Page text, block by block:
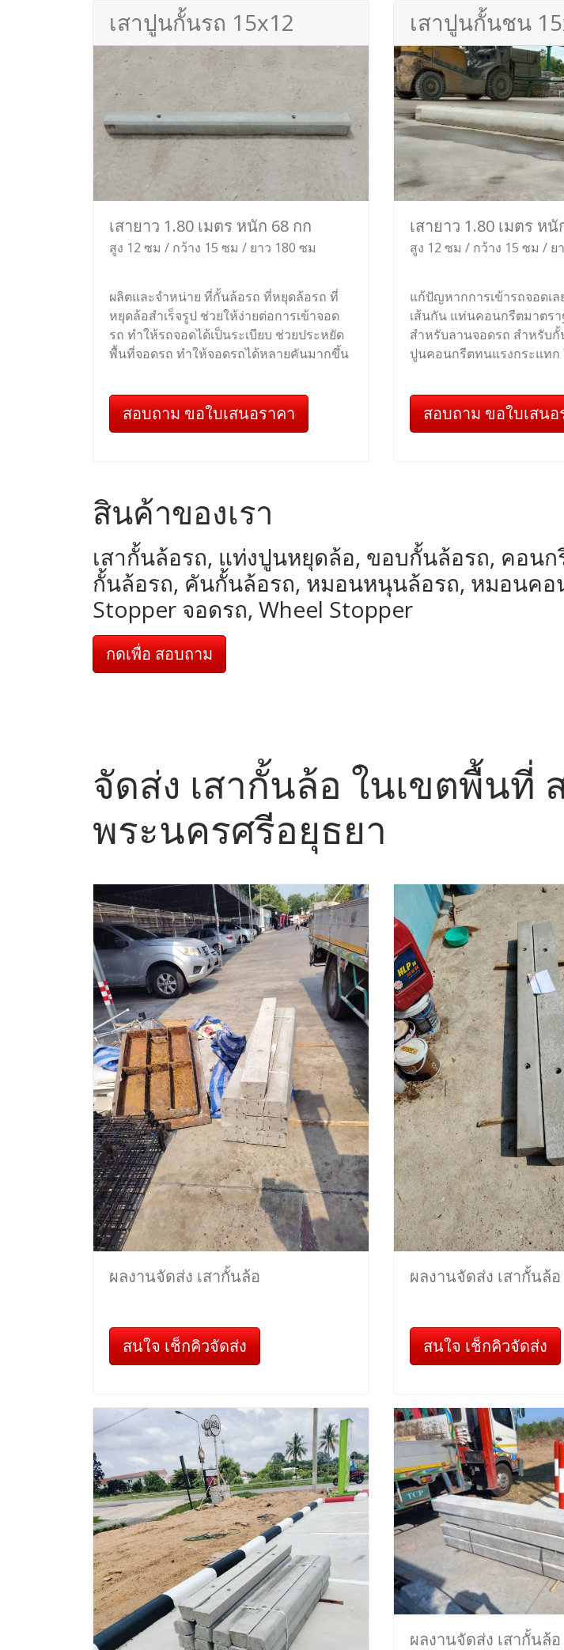
เสาปูนกั้นรถ 15x12
เสายาว 1.80 เมตร หนัก 68 กก
สูง 12 ซม / กว้าง 15 ซม / ยาว 180 ซม
ผลิตและจำหน่าย ที่กั้นล้อรถ ที่หยุดล้อรถ ที่
หยุดล้อสำเร็จรูป ช่วยให้ง่ายต่อการเข้าจอด
รถ ทำให้รถจอดได้เป็นระเบียบ ช่วยประหยัด
พื้นที่จอดรถ ทำให้จอดรถได้หลายคันมากขึ้น
สอบถาม ขอใบเสนอราคา
เสาปูนกั้นชน
เสายาว 1.80 เมตร หนั
สูง 12 ซม / กว้าง 15 ซม / ย
แก้ปัญหากการเข้ารถจอดเ
เส้นกัน แท่นคอนกรีตมาตรา
สำหรับลานจอดรถ สำหรับ
ปูนคอนกรีตทนแรงกระแทก
สอบถาม ขอใบเสนอ
สินค้าของเรา
เสากั้นล้อรถ, แท่งปูนหยุดล้อ, ขอบกั้นล้อรถ, คอ
กั้นล้อรถ, คันกั้นล้อรถ, หมอนหนุนล้อรถ, หมอนค
Stopper จอดรถ, Wheel Stopper
กดเพื่อ สอบถาม
จัดส่ง เสากั้นล้อ ในเขตพื้นที่
พระนครศรีอยุธยา
ผลงานจัดส่ง เสากั้นล้อ
สนใจ เช็กคิวจัดส่ง
ผลงานจัดส่ง เสากั้นล้อ
สนใจ เช็กคิวจัดส่ง
ผลงานจัดส่ง เสากั้นล้อ